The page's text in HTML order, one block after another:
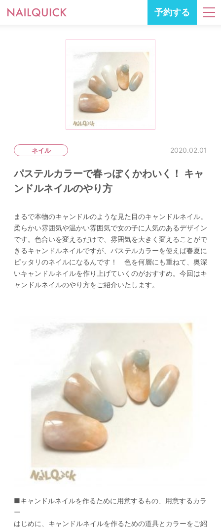
予約する
ネイル 2020.02.01
パステルカラーで春っぽくかわいく！ キャ
ンドルネイルのやり方
まるで本物のキャンドルのような見た目のキャンドルネイル。
柔らかい雰囲気や温かい雰囲気で女の子に人気のあるデザイン
です。色合いを変えるだけで、雰囲気を大きく変えることがで
きるキャンドルネイルですが、パステルカラーを使えば春夏に
ピッタリのネイルになるんです！ 色を何層にも重ねて、奥深
いキャンドルネイルを作り上げていくのがおすすめ。今回はキ
ャンドルネイルのやり方をご紹介いたします。
■キャンドルネイルを作るために用意するもの、用意するカラ
ー
はじめに、キャンドルネイルを作るための道具とカラーをご紹